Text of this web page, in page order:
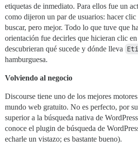
etiquetas de inmediato. Para ellos fue un
como dijeron un par de usuarios: hacer clic
buscar, pero mejor. Todo lo que tuve que
orientación fue decirles que hicieran clic
descubrieran qué sucede y dónde lleva
hamburguesa.
Volviendo al negocio
Discourse tiene uno de los mejores
mundo web gratuito. No es perfecto, por
superior a la búsqueda nativa de
conoce el plugin de búsqueda de
echarle un vistazo; es bastante bueno).